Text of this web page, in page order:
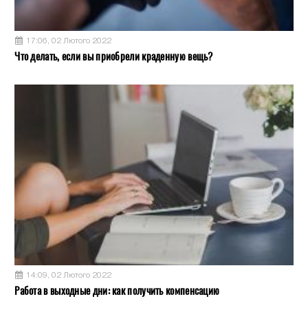
17:06, 02 Лютого 2022
Что делать, если вы приобрели краденную вещь?
14:09, 02 Лютого 2022
Работа в выходные дни: как получить компенсацию